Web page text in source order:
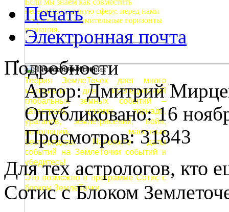
Если мы знаем как совместить
небесную и земную сферу, перед нами
открываются изумительные горизонты
познания.
Природные явления
Теория ЗемлеТочек дает много
материала для исследований
глобальных земных событий –
катастроф, цунами, торнадо,
ураганов, землетрясений, войн,
революций, массовых
беспорядков. Наложите даты
событий на ЗемлеТочки событий и
убедитесь!
Это возможно в программе Сотис с
блоком ЗемлеТочки.
Печать
Электронная почта
Подробности
Автор:Дмитрий
Опубликовано: 16
Просмотров: 31843
Для тех астрологов, кто
Сотис с Блоком